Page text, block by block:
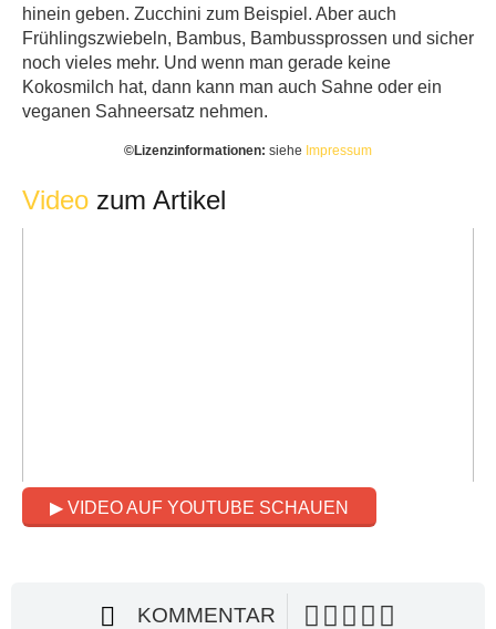
hinein geben. Zucchini zum Beispiel. Aber auch
Frühlingszwiebeln, Bambus, Bambussprossen und sicher
noch vieles mehr. Und wenn man gerade keine
Kokosmilch hat, dann kann man auch Sahne oder ein
veganen Sahneersatz nehmen.
©️Lizenzinformationen: siehe Impressum
Video zum Artikel
▶ VIDEO AUF YOUTUBE SCHAUEN
KOMMENTAR